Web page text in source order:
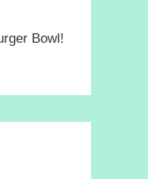
Bowl!